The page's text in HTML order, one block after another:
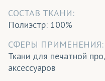
CОСТАВ ТКАНИ:
Полиэстр: 100%
СФЕРЫ ПРИМЕНЕНИЯ:
Ткани для печатной
аксессуаров